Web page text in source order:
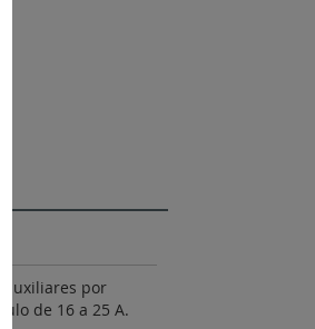
auxiliares por
de 16 a 25 A.